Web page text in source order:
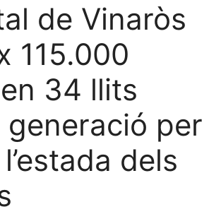
de Vinaròs
115.000
en 34 llits
generació per
dels